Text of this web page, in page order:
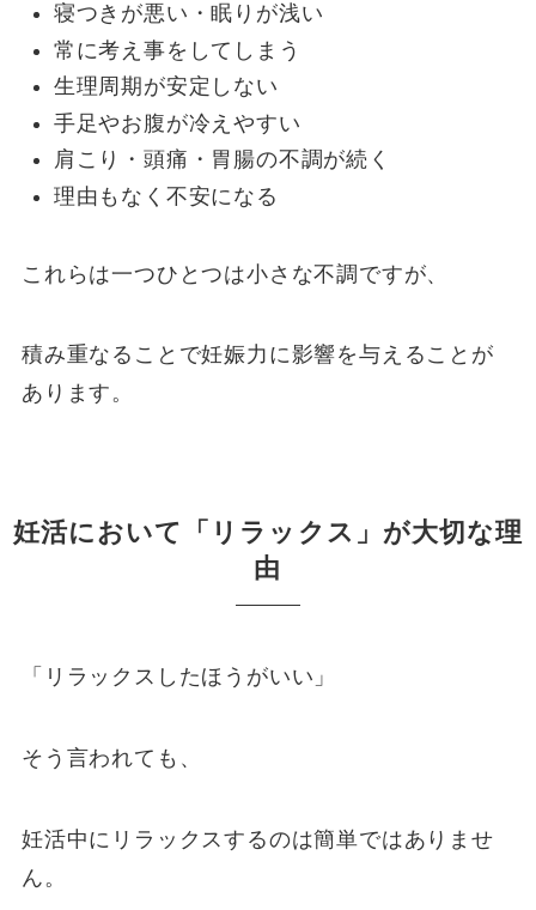
寝つきが悪い・眠りが浅い
常に考え事をしてしまう
生理周期が安定しない
手足やお腹が冷えやすい
肩こり・頭痛・胃腸の不調が続く
理由もなく不安になる
これらは一つひとつは小さな不調ですが、
積み重なることで妊娠力に影響を与えることが
あります。
妊活において「リラックス」が大切な理
由
「リラックスしたほうがいい」
そう言われても、
妊活中にリラックスするのは簡単ではありませ
ん。